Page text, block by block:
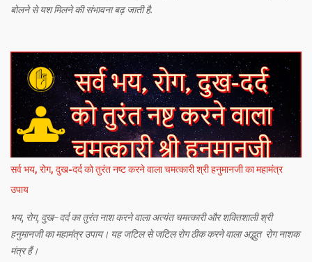
बोलने से यश मिलने की संभावना बढ़ जाती है.
सर्व भय, रोग, दुख-दर्द को तुरंत नष्ट करने वाला चमत्कारी श्री हनुमानजी का महामंत्र
उपाय
भय, रोग, दुख-दर्द का तुरंत नाश करने वाला अत्यंत चमत्कारी और शक्तिशाली श्री
हनुमानजी का महामंत्र उपाय। यह जटिल से जटिल रोग ठीक करने वाला अद्भुत रोग नाशक
मंत्र हैं।